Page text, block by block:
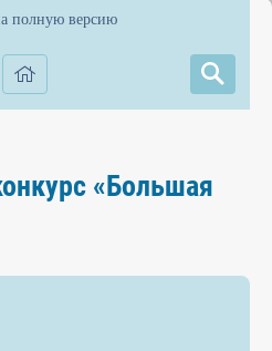
полную версию
«Большая